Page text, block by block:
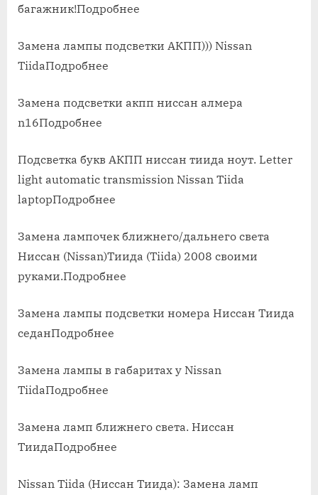
багажник!Подробнее
Замена лампы подсветки АКПП))) Nissan
TiidaПодробнее
Замена подсветки акпп ниссан алмера
n16Подробнее
Подсветка букв АКПП ниссан тиида ноут. Letter
light automatic transmission Nissan Tiida
laptopПодробнее
Замена лампочек ближнего/дальнего света
Ниссан (Nissan)Тиида (Tiida) 2008 своими
руками.Подробнее
Замена лампы подсветки номера Ниссан Тиида
седанПодробнее
Замена лампы в габаритах у Nissan
TiidaПодробнее
Замена ламп ближнего света. Ниссан
ТиидаПодробнее
Nissan Tiida (Ниссан Тиида): Замена ламп